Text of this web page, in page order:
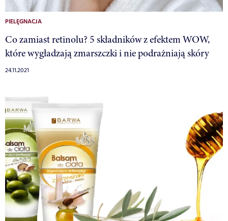
PIELĘGNACJA
Co zamiast retinolu? 5 składników z efektem WOW,
które wygładzają zmarszczki i nie podrażniają skóry
24.11.2021